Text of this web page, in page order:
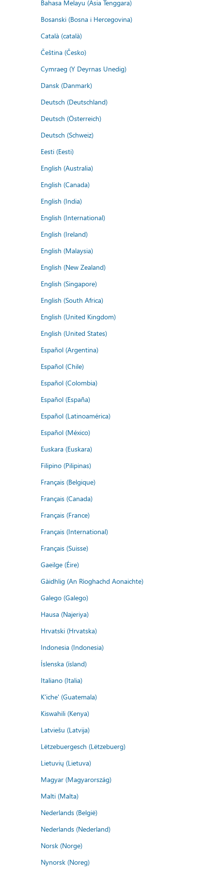
Bahasa Melayu (Asia Tenggara)
Bosanski (Bosna i Hercegovina)
Català (català)
Čeština (Česko)
Cymraeg (Y Deyrnas Unedig)
Dansk (Danmark)
Deutsch (Deutschland)
Deutsch (Österreich)
Deutsch (Schweiz)
Eesti (Eesti)
English (Australia)
English (Canada)
English (India)
English (International)
English (Ireland)
English (Malaysia)
English (New Zealand)
English (Singapore)
English (South Africa)
English (United Kingdom)
English (United States)
Español (Argentina)
Español (Chile)
Español (Colombia)
Español (España)
Español (Latinoamérica)
Español (México)
Euskara (Euskara)
Filipino (Pilipinas)
Français (Belgique)
Français (Canada)
Français (France)
Français (International)
Français (Suisse)
Gaeilge (Éire)
Gàidhlig (An Rìoghachd Aonaichte)
Galego (Galego)
Hausa (Najeriya)
Hrvatski (Hrvatska)
Indonesia (Indonesia)
Íslenska (ísland)
Italiano (Italia)
K'iche' (Guatemala)
Kiswahili (Kenya)
Latviešu (Latvija)
Lëtzebuergesch (Lëtzebuerg)
Lietuvių (Lietuva)
Magyar (Magyarország)
Malti (Malta)
Nederlands (België)
Nederlands (Nederland)
Norsk (Norge)
Nynorsk (Noreg)